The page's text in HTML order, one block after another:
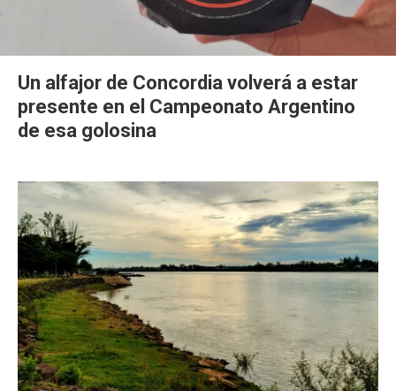
Un alfajor de Concordia volverá a estar
presente en el Campeonato Argentino
de esa golosina